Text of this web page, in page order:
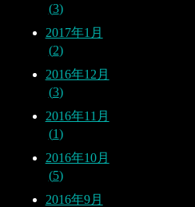
3
2017年1月
2
2016年12月
3
2016年11月
1
2016年10月
5
2016年9月